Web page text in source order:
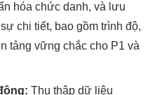
hóa chức danh, và lưu
chi tiết, bao gồm trình độ,
tảng vững chắc cho P1 và
Thu thập dữ liệu